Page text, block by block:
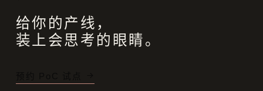
给你的产线，
装上会思考的眼睛。